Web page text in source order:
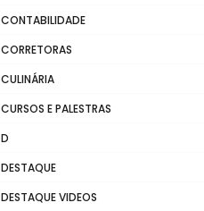
CONTABILIDADE
CORRETORAS
CULINÁRIA
CURSOS E PALESTRAS
D
DESTAQUE
DESTAQUE VIDEOS